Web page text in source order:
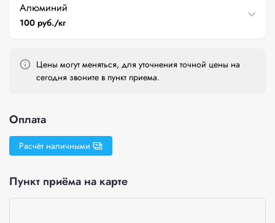
Алюминий
100 руб./кг
Цены могут меняться, для уточнения точной цены на
сегодня звоните в пункт приема.
Оплата
Расчёт наличными
Пункт приёма на карте